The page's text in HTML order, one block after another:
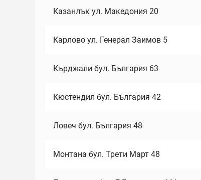
Казанлък ул. Македония 20
Карлово ул. Генерал Заимов 5
Кърджали бул. България 63
Кюстендил бул. България 42
Ловеч бул. България 48
Монтана бул. Трети Март 48